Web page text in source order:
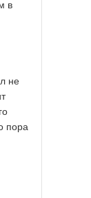
в
не
пора